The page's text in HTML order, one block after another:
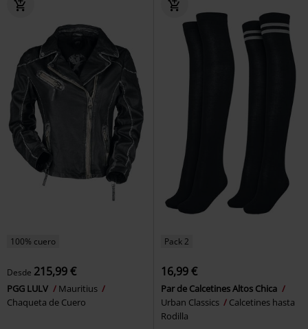
100% cuero
Desde 215,99 €
PGG LULV
Mauritius
Chaqueta de Cuero
Pack 2
16,99 €
Par de Calcetines Altos Chica
Urban Classics
Calcetines hasta
Rodilla